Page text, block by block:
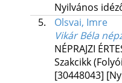
Nyilvános
5.
Olsvai, Imre
Vikár Béla
NÉPRAJZI
Szakcikk
[30448043]